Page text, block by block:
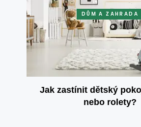
DŮM A ZAHRADA
Jak zastínit dětský
nebo rolety?